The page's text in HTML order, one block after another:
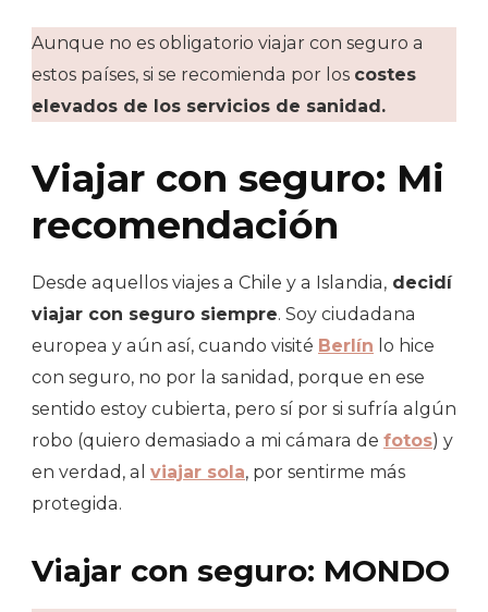
Aunque no es obligatorio viajar con seguro a
estos países, si se recomienda por los costes
elevados de los servicios de sanidad.
Viajar con seguro: Mi
recomendación
Desde aquellos viajes a Chile y a Islandia, decidí
viajar con seguro siempre. Soy ciudadana
europea y aún así, cuando visité Berlín lo hice
con seguro, no por la sanidad, porque en ese
sentido estoy cubierta, pero sí por si sufría algún
robo (quiero demasiado a mi cámara de fotos) y
en verdad, al viajar sola, por sentirme más
protegida.
Viajar con seguro: MONDO